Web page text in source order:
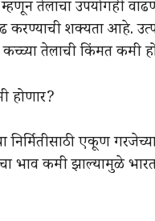
तेलाचा उपयोगही
करण्याची शक्यता आहे.
कच्च्या तेलाची किंमत कमी
होणार?
निर्मितीसाठी एकूण
भाव कमी झाल्यामुळे